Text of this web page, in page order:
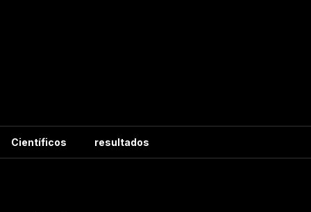
Científicos resultados